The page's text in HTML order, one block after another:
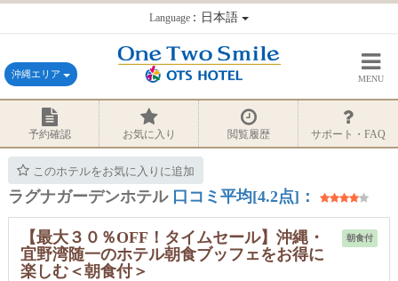
Language：日本語
沖縄エリア MENU
予約確認 お気に入り 閲覧履歴 サポート・FAQ
このホテルをお気に入りに追加
ラグナガーデンホテル 口コミ平均[4.2点]：
朝食付
【最大３０％OFF！タイムセール】沖縄・
宜野湾随一のホテル朝食ブッフェをお得に
楽しむ＜朝食付＞